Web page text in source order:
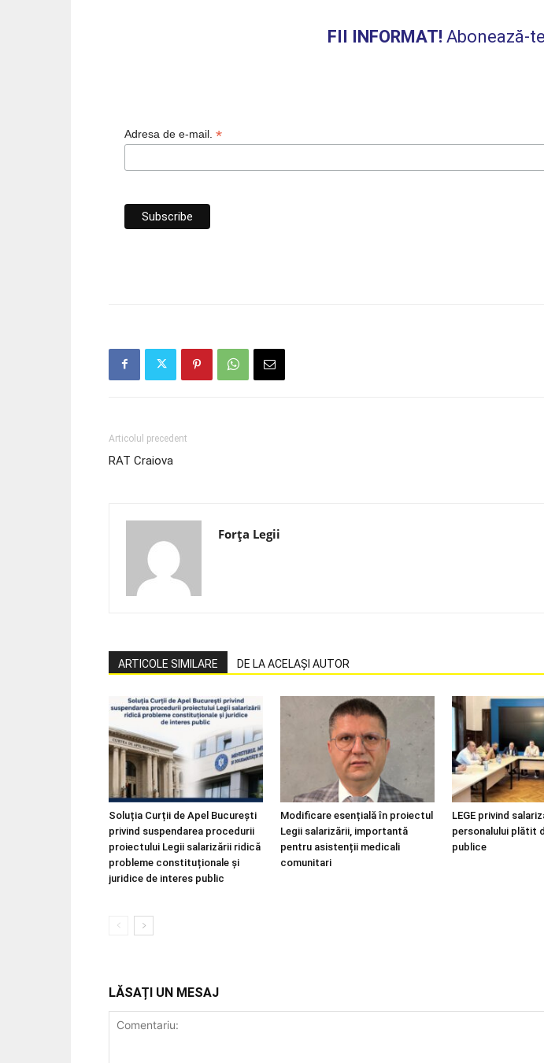
FII INFORMAT! Abonează-
Adresa de e-mail. *
Articolul precedent
RAT Craiova
Forța Legii
ARTICOLE SIMILARE DE LA ACELAȘI AUTOR
Soluția Curții de Apel București
privind suspendarea procedurii
proiectului Legii salarizării ridică
probleme constituționale și
juridice de interes public
Modificare esențială în proiectul
Legii salarizării, importantă
pentru asistenții medicali
comunitari
LEGE privind
personalului plătit
publice
LĂSAȚI UN MESAJ